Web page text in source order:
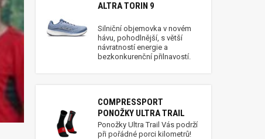
ALTRA TORIN 9
Silniční objemovka v novém
hávu, pohodlnější, s větší
návratností energie a
bezkonkurenční přilnavostí.
COMPRESSPORT
PONOŽKY ULTRA TRAIL
Ponožky Ultra Trail Vás podrží
při pořádné porci kilometrů!